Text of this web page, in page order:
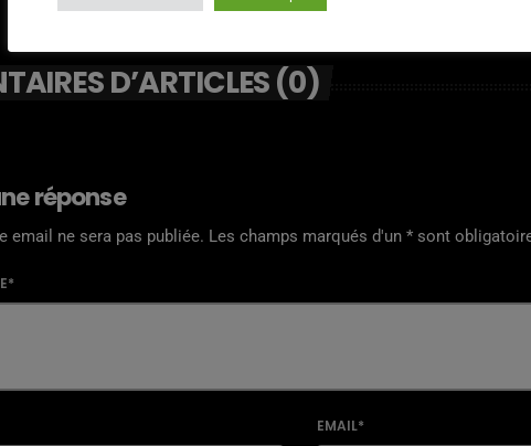
D’ARTICLES (0)
réponse
email ne sera pas publiée. Les champs marqués d'un * sont
EMAIL*